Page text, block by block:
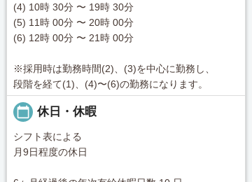
(4) 10時 30分 〜 19時 30分
(5) 11時 00分 〜 20時 00分
(6) 12時 00分 〜 21時 00分
※採用時は勤務時間(2)、(3)を中心に勤務し、
段階を経て(1)、(4)〜(6)の勤務になります。
calendar_today 休日・休暇
シフト表による
月9日程度の休日